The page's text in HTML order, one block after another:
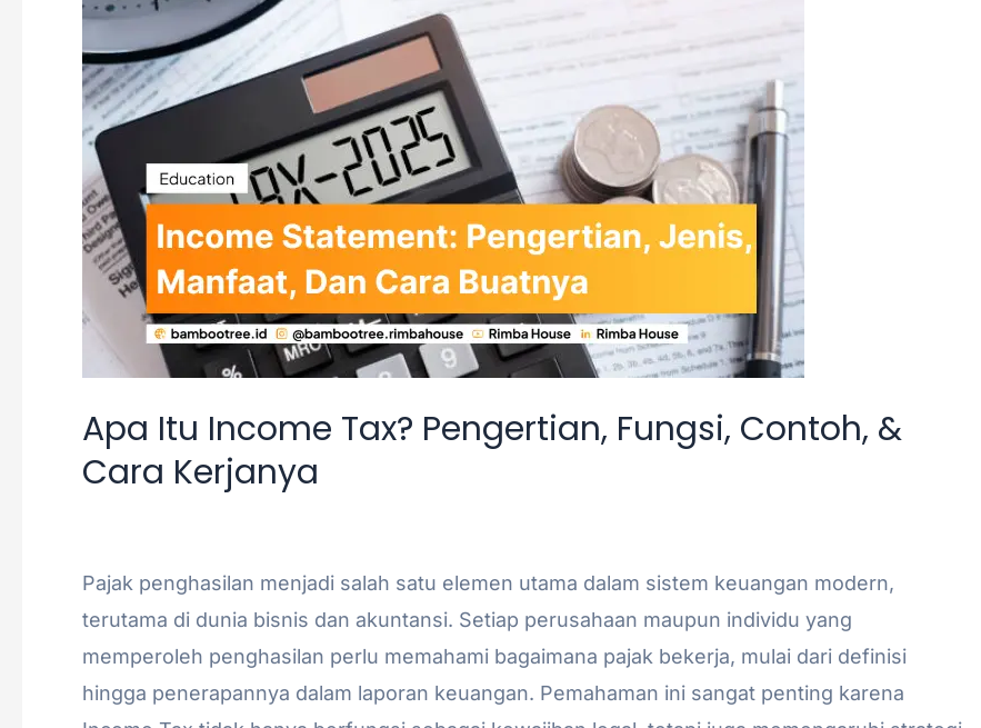
Apa Itu Income Tax? Pengertian, Fungsi, Contoh, &
Cara Kerjanya
Pajak penghasilan menjadi salah satu elemen utama dalam sistem keuangan modern,
terutama di dunia bisnis dan akuntansi. Setiap perusahaan maupun individu yang
memperoleh penghasilan perlu memahami bagaimana pajak bekerja, mulai dari definisi
hingga penerapannya dalam laporan keuangan. Pemahaman ini sangat penting karena
Tax?
Pengertian,
Fungsi,
Contoh,
&
Cara
Kerjanya